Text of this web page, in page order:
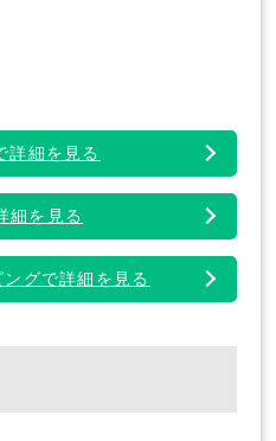
詳細を見る
細を見る
グで詳細を見る